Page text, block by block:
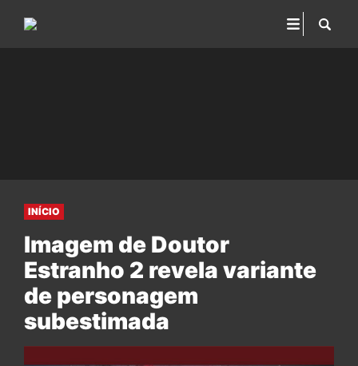
INÍCIO
Imagem de Doutor
Estranho 2 revela variante
de personagem
subestimada